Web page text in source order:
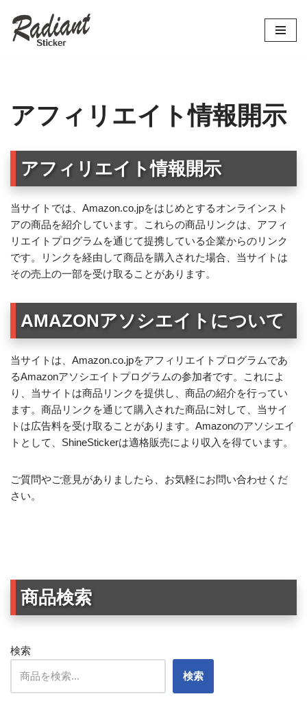
コ
へ
キ
プ
アフィリエイト情報開示
アフィリエイト情報開示
当サイトでは、Amazon.co.jpをはじめとするオンラインスト
アの商品を紹介しています。これらの商品リンクは、アフィ
リエイトプログラムを通じて提携している企業からのリンク
です。リンクを経由して商品を購入された場合、当サイトは
その売上の一部を受け取ることがあります。
AMAZONアソシエイトについて
当サイトは、Amazon.co.jpをアフィリエイトプログラムであ
るAmazonアソシエイトプログラムの参加者です。これによ
り、当サイトは商品リンクを提供し、商品の紹介を行ってい
ます。商品リンクを通じて購入された商品に対して、当サイ
トは広告料を受け取ることがあります。Amazonのアソシエイ
トとして、ShineStickerは適格販売により収入を得ています。
ご質問やご意見がありましたら、お気軽にお問い合わせくだ
さい。
商品検索
検索
検索